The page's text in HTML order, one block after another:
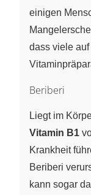
einigen
dass viele
Beriberi
Liegt im
Vitamin B1
Krankheit
Beriberi
kann sogar